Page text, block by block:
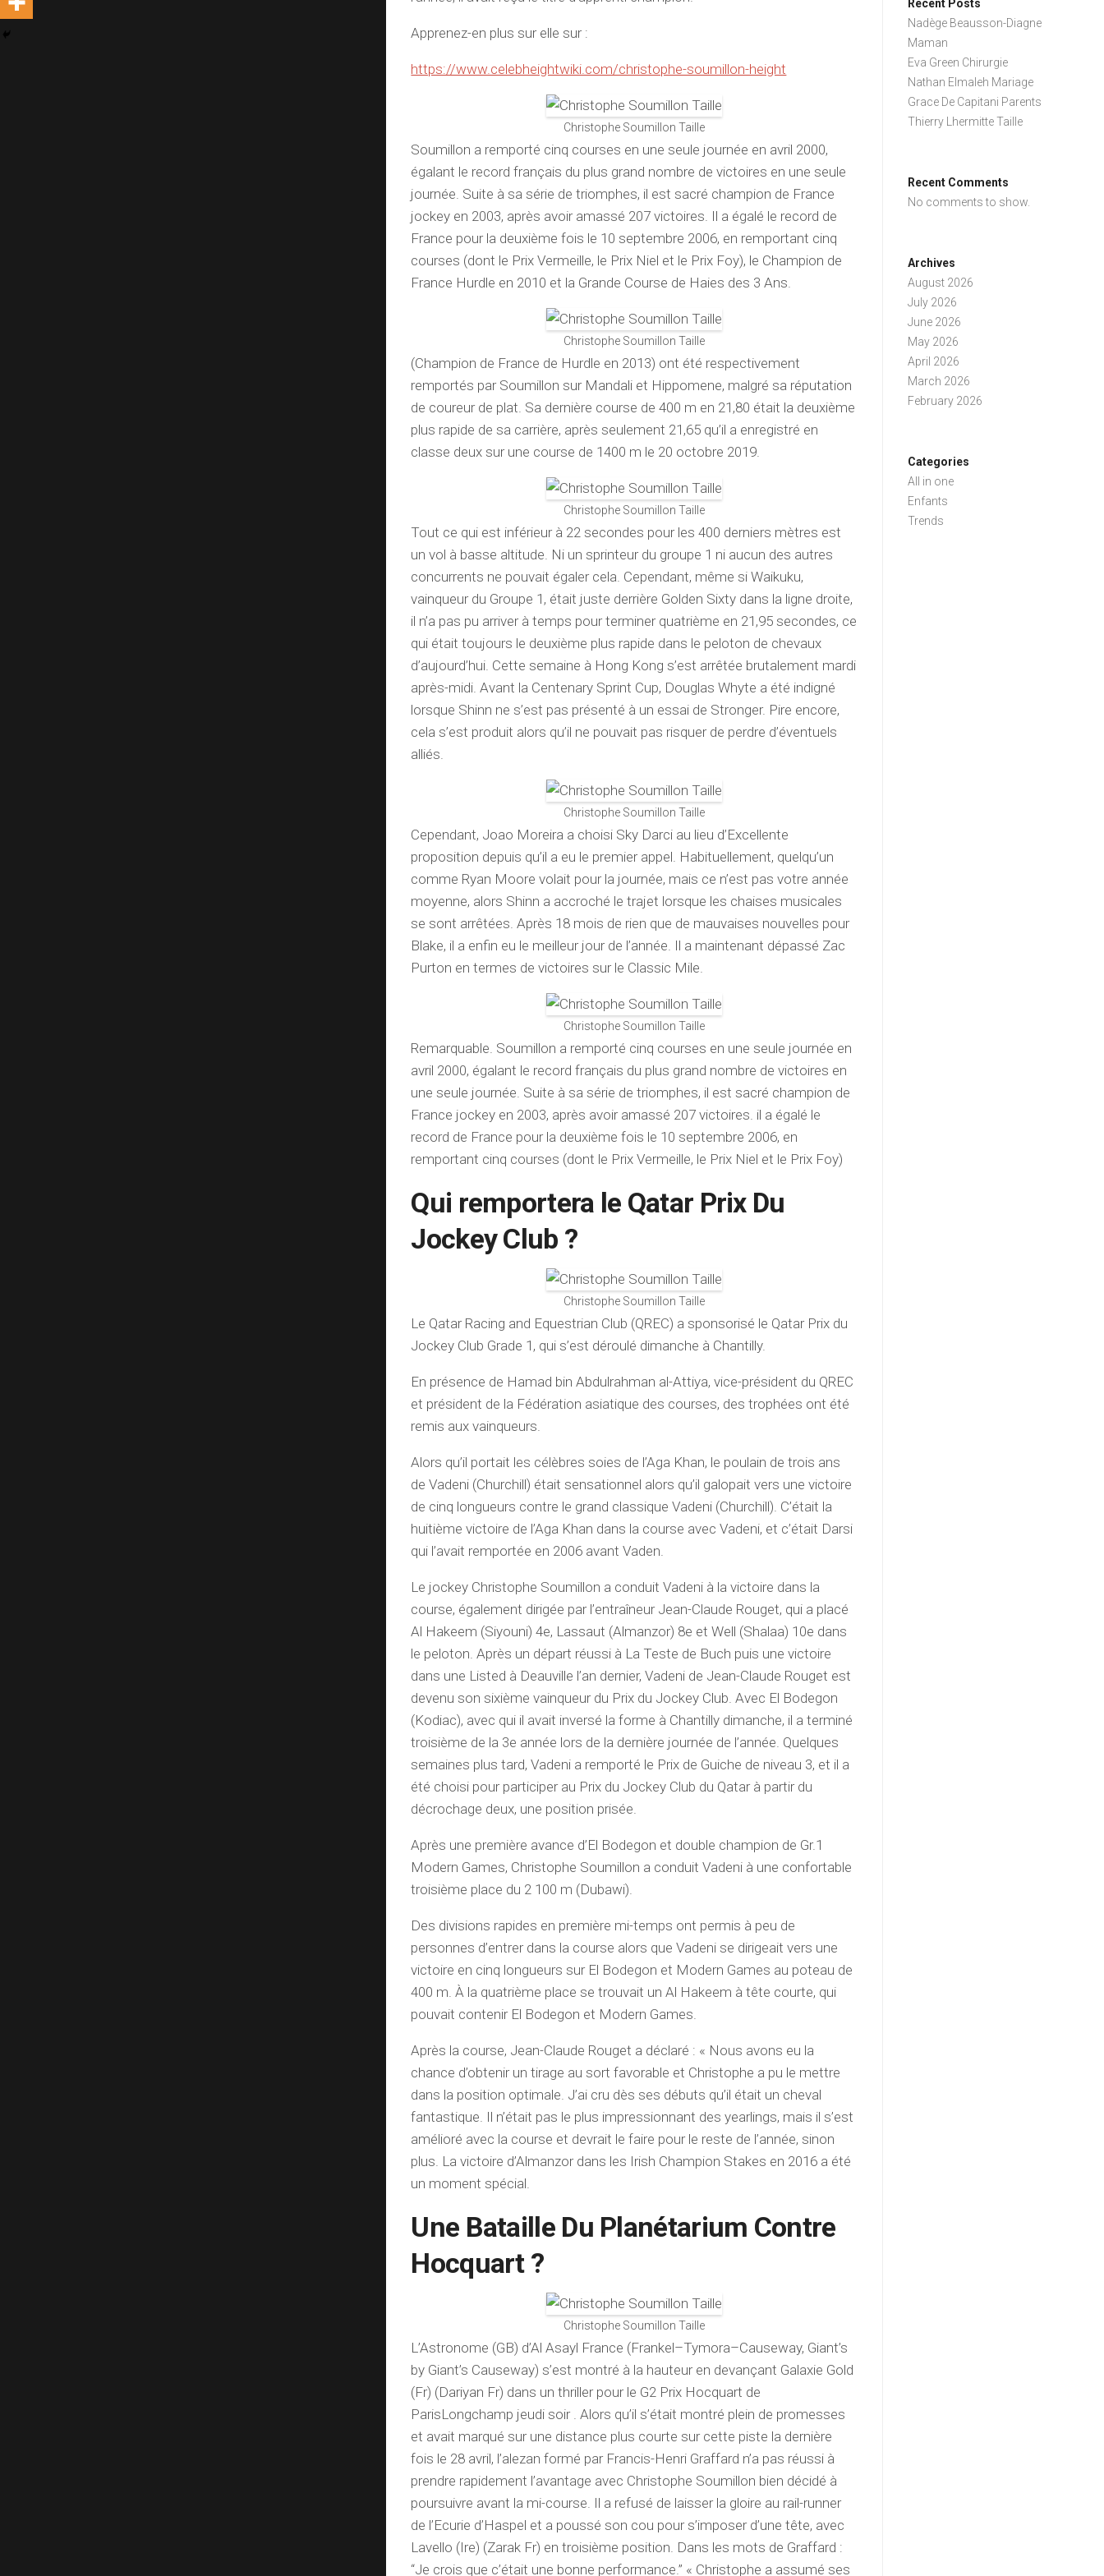
Apprenez-en plus sur elle sur :
https://www.celebheightwiki.com/christophe-soumillon-height
Christophe Soumillon Taille
Soumillon a remporté cinq courses en une seule journée en avril 2000,
égalant le record français du plus grand nombre de victoires en une seule
journée. Suite à sa série de triomphes, il est sacré champion de France
jockey en 2003, après avoir amassé 207 victoires. Il a égalé le record de
France pour la deuxième fois le 10 septembre 2006, en remportant cinq
courses (dont le Prix Vermeille, le Prix Niel et le Prix Foy), le Champion de
France Hurdle en 2010 et la Grande Course de Haies des 3 Ans.
Christophe Soumillon Taille
(Champion de France de Hurdle en 2013) ont été respectivement
remportés par Soumillon sur Mandali et Hippomene, malgré sa réputation
de coureur de plat. Sa dernière course de 400 m en 21,80 était la deuxième
plus rapide de sa carrière, après seulement 21,65 qu’il a enregistré en
classe deux sur une course de 1400 m le 20 octobre 2019.
Christophe Soumillon Taille
Tout ce qui est inférieur à 22 secondes pour les 400 derniers mètres est
un vol à basse altitude. Ni un sprinteur du groupe 1 ni aucun des autres
concurrents ne pouvait égaler cela. Cependant, même si Waikuku,
vainqueur du Groupe 1, était juste derrière Golden Sixty dans la ligne droite,
il n’a pas pu arriver à temps pour terminer quatrième en 21,95 secondes, ce
qui était toujours le deuxième plus rapide dans le peloton de chevaux
d’aujourd’hui. Cette semaine à Hong Kong s’est arrêtée brutalement mardi
après-midi. Avant la Centenary Sprint Cup, Douglas Whyte a été indigné
lorsque Shinn ne s’est pas présenté à un essai de Stronger. Pire encore,
cela s’est produit alors qu’il ne pouvait pas risquer de perdre d’éventuels
alliés.
Christophe Soumillon Taille
Cependant, Joao Moreira a choisi Sky Darci au lieu d’Excellente
proposition depuis qu’il a eu le premier appel. Habituellement, quelqu’un
comme Ryan Moore volait pour la journée, mais ce n’est pas votre année
moyenne, alors Shinn a accroché le trajet lorsque les chaises musicales
se sont arrêtées. Après 18 mois de rien que de mauvaises nouvelles pour
Blake, il a enfin eu le meilleur jour de l’année. Il a maintenant dépassé Zac
Purton en termes de victoires sur le Classic Mile.
Christophe Soumillon Taille
Remarquable. Soumillon a remporté cinq courses en une seule journée en
avril 2000, égalant le record français du plus grand nombre de victoires en
une seule journée. Suite à sa série de triomphes, il est sacré champion de
France jockey en 2003, après avoir amassé 207 victoires. il a égalé le
record de France pour la deuxième fois le 10 septembre 2006, en
remportant cinq courses (dont le Prix Vermeille, le Prix Niel et le Prix Foy)
Qui remportera le Qatar Prix Du
Jockey Club ?
Christophe Soumillon Taille
Le Qatar Racing and Equestrian Club (QREC) a sponsorisé le Qatar Prix du
Jockey Club Grade 1, qui s’est déroulé dimanche à Chantilly.
En présence de Hamad bin Abdulrahman al-Attiya, vice-président du QREC
et président de la Fédération asiatique des courses, des trophées ont été
remis aux vainqueurs.
Alors qu’il portait les célèbres soies de l’Aga Khan, le poulain de trois ans
de Vadeni (Churchill) était sensationnel alors qu’il galopait vers une victoire
de cinq longueurs contre le grand classique Vadeni (Churchill). C’était la
huitième victoire de l’Aga Khan dans la course avec Vadeni, et c’était Darsi
qui l’avait remportée en 2006 avant Vaden.
Le jockey Christophe Soumillon a conduit Vadeni à la victoire dans la
course, également dirigée par l’entraîneur Jean-Claude Rouget, qui a placé
Al Hakeem (Siyouni) 4e, Lassaut (Almanzor) 8e et Well (Shalaa) 10e dans
le peloton. Après un départ réussi à La Teste de Buch puis une victoire
dans une Listed à Deauville l’an dernier, Vadeni de Jean-Claude Rouget est
devenu son sixième vainqueur du Prix du Jockey Club. Avec El Bodegon
(Kodiac), avec qui il avait inversé la forme à Chantilly dimanche, il a terminé
troisième de la 3e année lors de la dernière journée de l’année. Quelques
semaines plus tard, Vadeni a remporté le Prix de Guiche de niveau 3, et il a
été choisi pour participer au Prix du Jockey Club du Qatar à partir du
décrochage deux, une position prisée.
Après une première avance d’El Bodegon et double champion de Gr.1
Modern Games, Christophe Soumillon a conduit Vadeni à une confortable
troisième place du 2 100 m (Dubawi).
Des divisions rapides en première mi-temps ont permis à peu de
personnes d’entrer dans la course alors que Vadeni se dirigeait vers une
victoire en cinq longueurs sur El Bodegon et Modern Games au poteau de
400 m. À la quatrième place se trouvait un Al Hakeem à tête courte, qui
pouvait contenir El Bodegon et Modern Games.
Après la course, Jean-Claude Rouget a déclaré : « Nous avons eu la
chance d’obtenir un tirage au sort favorable et Christophe a pu le mettre
dans la position optimale. J’ai cru dès ses débuts qu’il était un cheval
fantastique. Il n’était pas le plus impressionnant des yearlings, mais il s’est
amélioré avec la course et devrait le faire pour le reste de l’année, sinon
plus. La victoire d’Almanzor dans les Irish Champion Stakes en 2016 a été
un moment spécial.
Une Bataille Du Planétarium Contre
Hocquart ?
Christophe Soumillon Taille
L’Astronome (GB) d’Al Asayl France (Frankel–Tymora–Causeway, Giant’s
by Giant’s Causeway) s’est montré à la hauteur en devançant Galaxie Gold
(Fr) (Dariyan Fr) dans un thriller pour le G2 Prix Hocquart de
ParisLongchamp jeudi soir . Alors qu’il s’était montré plein de promesses
et avait marqué sur une distance plus courte sur cette piste la dernière
fois le 28 avril, l’alezan formé par Francis-Henri Graffard n’a pas réussi à
prendre rapidement l’avantage avec Christophe Soumillon bien décidé à
poursuivre avant la mi-course. Il a refusé de laisser la gloire au rail-runner
de l’Ecurie d’Haspel et a poussé son cou pour s’imposer d’une tête, avec
Lavello (Ire) (Zarak Fr) en troisième position. Dans les mots de Graffard :
“Je crois que c’était une bonne performance.” « Christophe a assumé ses
Recent Posts
Nadège Beausson-Diagne
Maman
Eva Green Chirurgie
Nathan Elmaleh Mariage
Grace De Capitani Parents
Thierry Lhermitte Taille
Recent Comments
No comments to show.
Archives
August 2026
July 2026
June 2026
May 2026
April 2026
March 2026
February 2026
Categories
All in one
Enfants
Trends